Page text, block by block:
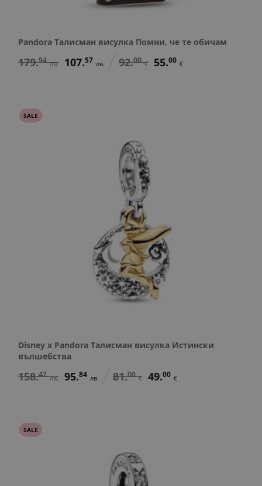
Pandora Талисман висулка Помни, че те обичам
179.94 лв. 107.57 лв. 92.00 € 55.00 €
SALE
Disney x Pandora Талисман висулка Истински
вълшебства
158.42 лв. 95.84 лв. 81.00 € 49.00 €
SALE